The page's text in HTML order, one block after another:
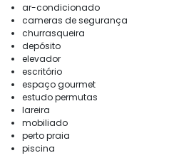
ar-condicionado
cameras de segurança
churrasqueira
depósito
elevador
escritório
espaço gourmet
estudo permutas
lareira
mobiliado
perto praia
piscina